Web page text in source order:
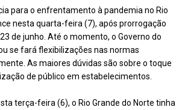
para o enfrentamento à pandemia no Rio
nesta quarta-feira (7), após prorrogação
de junho. Até o momento, o Governo do
se fará flexibilizações nas normas
As maiores dúvidas são sobre o toque
de público em estabelecimentos.
terça-feira (6), o Rio Grande do Norte tinha